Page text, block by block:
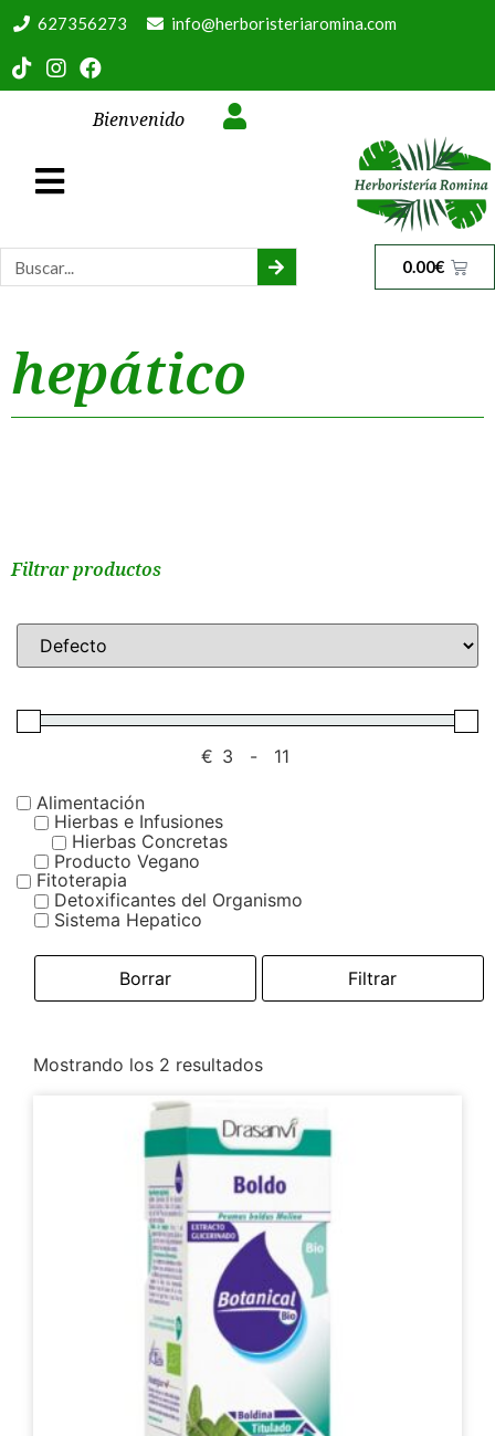
627356273 info@herboristeriaromina.com
Bienvenido
0.00€
hepático
Filtrar productos
€ -
Alimentación
Hierbas e Infusiones
Hierbas Concretas
Producto Vegano
Fitoterapia
Detoxificantes del Organismo
Sistema Hepatico
Filtrar
Borrar
Mostrando los 2 resultados